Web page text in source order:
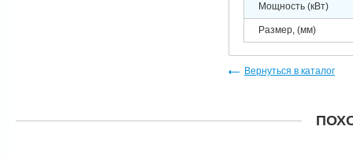
Мощность (кВт)
Размер, (мм)
Вернуться в каталог